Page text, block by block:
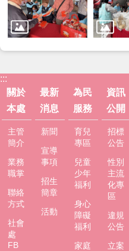
:::
關於
本處
主管
簡介
業務
職掌
聯絡
方式
社會
處
FB
最新
消息
新聞
宣導
事項
招生
簡章
活動
為民
服務
育兒
專區
兒童
少年
福利
身心
障礙
福利
家庭
資訊
公開
招標
公告
性別
主流
化專
區
違規
公告
立案